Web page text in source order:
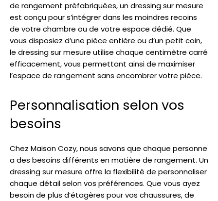
de rangement préfabriquées, un dressing sur mesure
est conçu pour s’intégrer dans les moindres recoins
de votre chambre ou de votre espace dédié. Que
vous disposiez d’une pièce entière ou d’un petit coin,
le dressing sur mesure utilise chaque centimètre carré
efficacement, vous permettant ainsi de maximiser
l’espace de rangement sans encombrer votre pièce.
Personnalisation selon vos
besoins
Chez Maison Cozy, nous savons que chaque personne
a des besoins différents en matière de rangement. Un
dressing sur mesure offre la flexibilité de personnaliser
chaque détail selon vos préférences. Que vous ayez
besoin de plus d’étagères pour vos chaussures, de